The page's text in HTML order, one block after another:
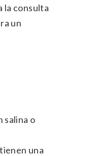
la consulta
un
salina o
una